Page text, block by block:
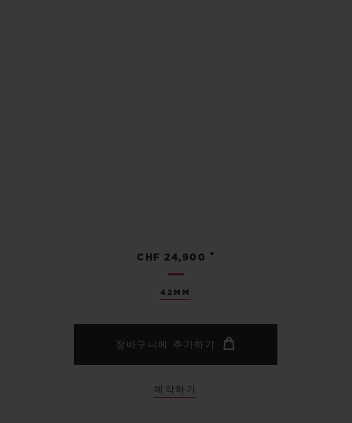
42MM
CHF 24,900 •
장바구니에 추가하기
예약하기